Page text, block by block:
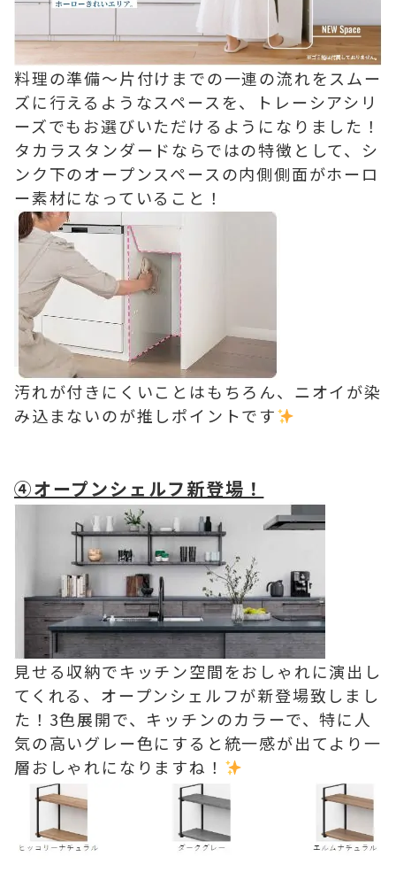
料理の準備～片付けまでの一連の流れをスムー
ズに行えるようなスペースを、トレーシアシリ
ーズでもお選びいただけるようになりました！
タカラスタンダードならではの特徴として、シ
ンク下のオープンスペースの内側側面がホーロ
ー素材になっていること！
汚れが付きにくいことはもちろん、ニオイが染
み込まないのが推しポイントです
④オープンシェルフ新登場！
見せる収納でキッチン空間をおしゃれに演出し
てくれる、オープンシェルフが新登場致しまし
た！3色展開で、キッチンのカラーで、特に人
気の高いグレー色にすると統一感が出てより一
層おしゃれになりますね！